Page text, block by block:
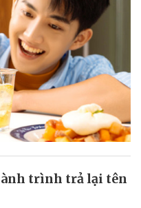
trình trả lại tên